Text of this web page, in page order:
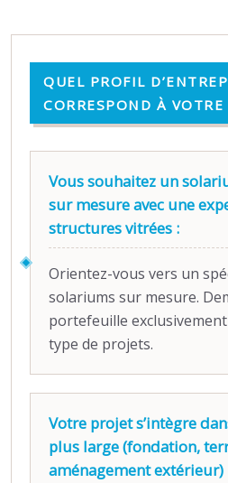
QUEL PROFIL
CORRESPOND À
Vous souhaitez un
sur mesure avec une
structures vitrées :
Orientez-vous vers un
solariums sur mesure.
portefeuille
type de projets.
Votre projet s’intègre
plus large (fondation,
aménagement extérieur)